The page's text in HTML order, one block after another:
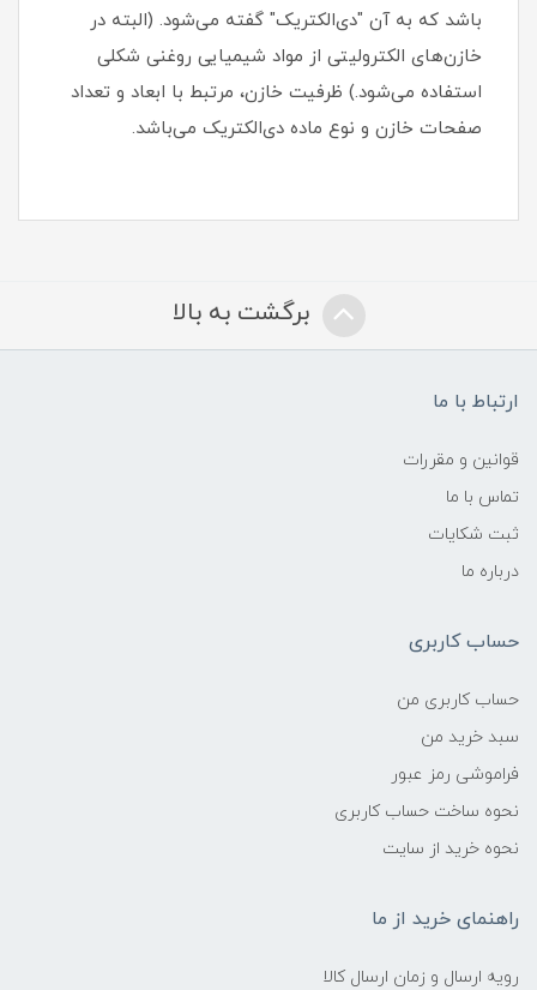
باشد که به آن "دی‌الکتریک" گفته می‌شود. (البته در
خازن‌های الکترولیتی از مواد شیمیایی روغنی شکلی
استفاده می‌شود.) ظرفیت خازن، مرتبط با ابعاد و تعداد
صفحات خازن و نوع ماده دی‌الکتریک می‌باشد.
برگشت به بالا
ارتباط با ما
قوانین و مقررات
تماس با ما
ثبت شکایات
درباره ما
حساب کاربری
حساب کاربری من
سبد خرید من
فراموشی رمز عبور
نحوه ساخت حساب کاربری
نحوه خرید از سایت
راهنمای خرید از ما
رویه ارسال و زمان ارسال کالا